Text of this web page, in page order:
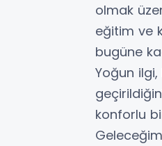
olmak
eğitim ve
bugüne
Yoğun
konforlu